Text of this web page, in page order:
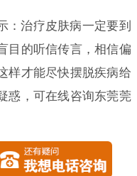
：治疗皮肤病一定要到
目的听信传言，相信偏
样才能尽快摆脱疾病给
惑，可在线咨询东莞莞